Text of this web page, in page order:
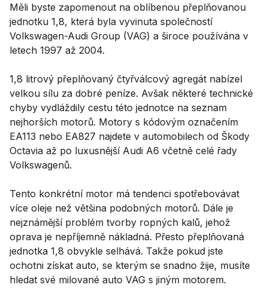
Měli byste zapomenout na oblíbenou přeplňovanou
jednotku 1,8, která byla vyvinuta společností
Volkswagen-Audi Group (VAG) a široce používána v
letech 1997 až 2004.
1,8 litrový přeplňovaný čtyřválcový agregát nabízel
velkou sílu za dobré peníze. Avšak některé technické
chyby vydláždily cestu této jednotce na seznam
nejhorších motorů. Motory s kódovým označením
EA113 nebo EA827 najdete v automobilech od Škody
Octavia až po luxusnější Audi A6 včetně celé řady
Volkswagenů.
Tento konkrétní motor má tendenci spotřebovávat
více oleje než většina podobných motorů. Dále je
nejznámější problém tvorby ropných kalů, jehož
oprava je nepříjemně nákladná. Přesto přeplňovaná
jednotka 1,8 obvykle selhává. Takže pokud jste
ochotni získat auto, se kterým se snadno žije, musíte
hledat své milované auto VAG s jiným motorem.